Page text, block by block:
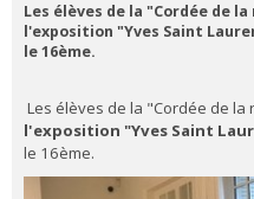
Les élèves de la "Cordée de
l'exposition "Yves Saint
le 16ème.
Les élèves de la "Cordée de
l'exposition "Yves Saint
le 16ème.